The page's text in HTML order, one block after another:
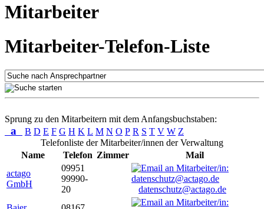
Mitarbeiter
Mitarbeiter-Telefon-Liste
Sprung zu den Mitarbeitern mit dem Anfangsbuchstaben:
a B D E F G H K L M N O P R S T V W Z
Telefonliste der Mitarbeiter/innen der Verwaltung
Name
Telefon Zimmer
Mail
actago
GmbH
09951
99990-
20
datenschutz@actago.de